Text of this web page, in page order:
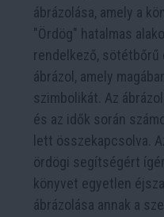
ábrázolása, amely a
"Ördög" hatalmas
rendelkező,
ábrázol, amely
szimbolikát. Az
és az idők során
lett összekapcsolva.
ördögi segítségért
könyvet egyetlen
ábrázolása annak a